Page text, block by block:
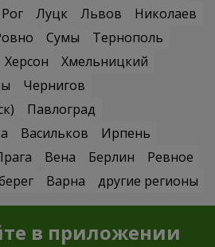
Луцк Львов
Николаев
Сумы
Тернополь
Херсон
Хмельницкий
Чернигов
Павлоград
Васильков
Ирпень
Вена Берлин
Ревное
Варна другие регионы
в приложении